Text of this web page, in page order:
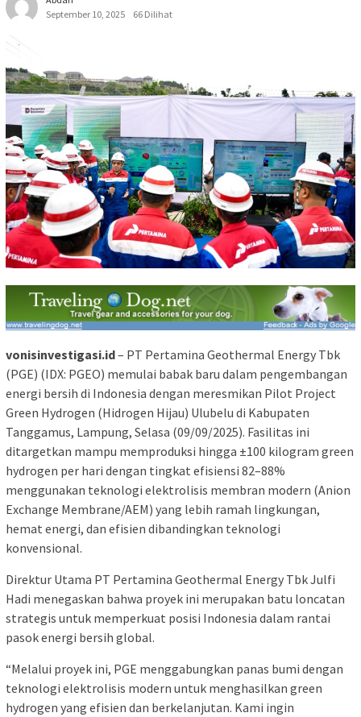
September 10, 2025
66 Dilihat
vonisinvestigasi.id– PT Pertamina Geothermal Energy Tbk
(PGE) (IDX: PGEO) memulai babak baru dalam pengembangan
energi bersih di Indonesia dengan meresmikan Pilot Project
Green Hydrogen (Hidrogen Hijau) Ulubelu di Kabupaten
Tanggamus, Lampung, Selasa (09/09/2025). Fasilitas ini
ditargetkan mampu memproduksi hingga ±100 kilogram green
hydrogen per hari dengan tingkat efisiensi 82–88%
menggunakan teknologi elektrolisis membran modern (Anion
Exchange Membrane/AEM) yang lebih ramah lingkungan,
hemat energi, dan efisien dibandingkan teknologi
konvensional.
Direktur Utama PT Pertamina Geothermal Energy Tbk Julfi
Hadi menegaskan bahwa proyek ini merupakan batu loncatan
strategis untuk memperkuat posisi Indonesia dalam rantai
pasok energi bersih global.
“Melalui proyek ini, PGE menggabungkan panas bumi dengan
teknologi elektrolisis modern untuk menghasilkan green
hydrogen yang efisien dan berkelanjutan. Kami ingin